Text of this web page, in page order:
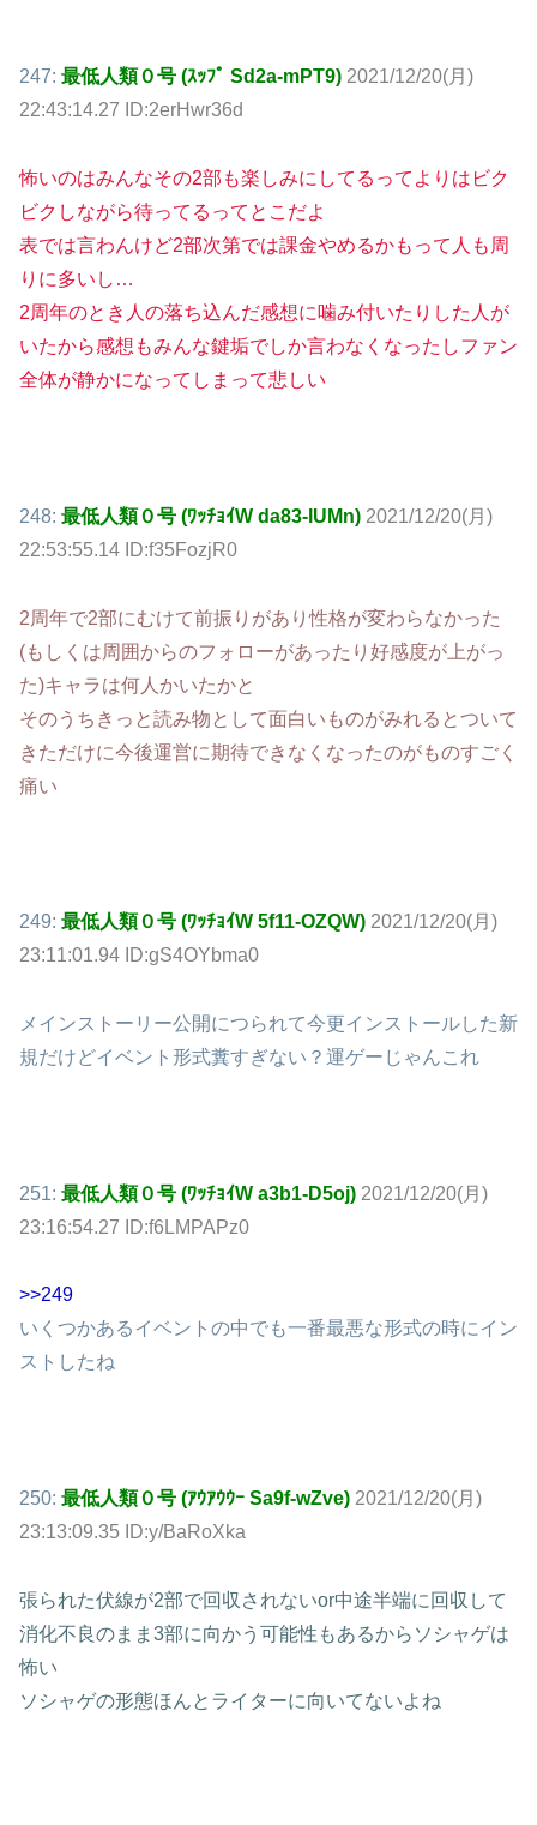
247: 最低人類０号 (ｽｯﾌﾟ Sd2a-mPT9) 2021/12/20(月)
22:43:14.27 ID:2erHwr36d
怖いのはみんなその2部も楽しみにしてるってよりはビク
ビクしながら待ってるってとこだよ
表では言わんけど2部次第では課金やめるかもって人も周
りに多いし…
2周年のとき人の落ち込んだ感想に噛み付いたりした人が
いたから感想もみんな鍵垢でしか言わなくなったしファン
全体が静かになってしまって悲しい
248: 最低人類０号 (ﾜｯﾁｮｲW da83-lUMn) 2021/12/20(月)
22:53:55.14 ID:f35FozjR0
2周年で2部にむけて前振りがあり性格が変わらなかった
(もしくは周囲からのフォローがあったり好感度が上がっ
た)キャラは何人かいたかと
そのうちきっと読み物として面白いものがみれるとついて
きただけに今後運営に期待できなくなったのがものすごく
痛い
249: 最低人類０号 (ﾜｯﾁｮｲW 5f11-OZQW) 2021/12/20(月)
23:11:01.94 ID:gS4OYbma0
メインストーリー公開につられて今更インストールした新
規だけどイベント形式糞すぎない？運ゲーじゃんこれ
251: 最低人類０号 (ﾜｯﾁｮｲW a3b1-D5oj) 2021/12/20(月)
23:16:54.27 ID:f6LMPAPz0
>>249
いくつかあるイベントの中でも一番最悪な形式の時にイン
ストしたね
250: 最低人類０号 (ｱｳｱｳｳｰ Sa9f-wZve) 2021/12/20(月)
23:13:09.35 ID:y/BaRoXka
張られた伏線が2部で回収されないor中途半端に回収して
消化不良のまま3部に向かう可能性もあるからソシャゲは
怖い
ソシャゲの形態ほんとライターに向いてないよね